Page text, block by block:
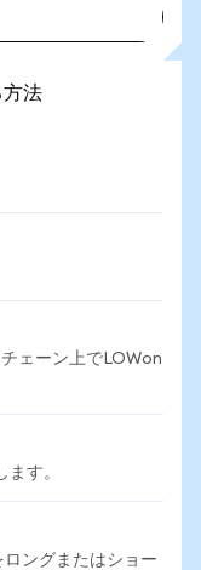
法
ェーン上でLOWon
す。
ングまたはショー